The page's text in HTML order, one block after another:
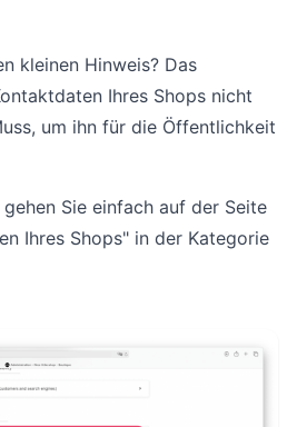
kleinen Hinweis? Das
Ihres Shops nicht
um ihn für die Öffentlichkeit
Sie einfach auf der Seite
Ihres Shops" in der Kategorie